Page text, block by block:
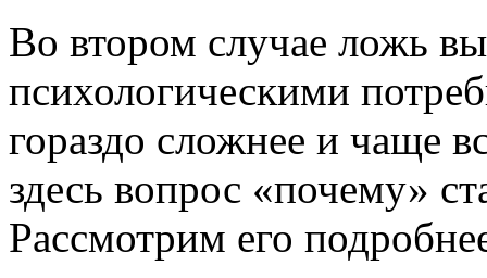
Во втором случае ложь
психологическими
гораздо сложнее и чаще
здесь вопрос «почему»
Рассмотрим его